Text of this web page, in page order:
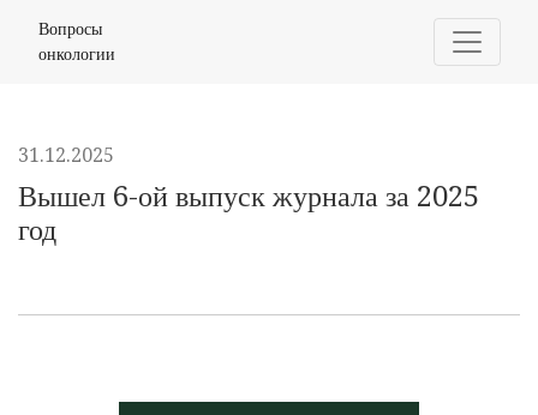
Вопросы
онкологии
31.12.2025
Вышел 6-ой выпуск журнала за 2025
год